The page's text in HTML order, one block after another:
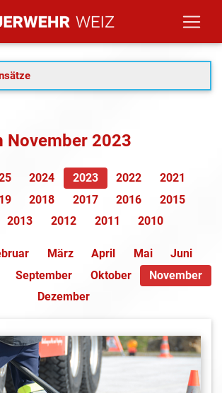
November 2023
2024 2023 2022
2021
2018 2017 2016
2015
2013 2012 2011 2010
März April Mai
Juni
September Oktober
November
Dezember